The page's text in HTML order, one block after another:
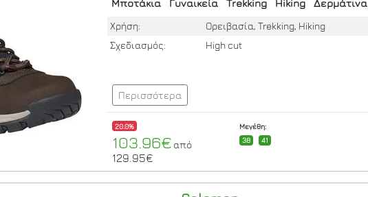
Μποτάκια Γυναικεία Trekking Hiking Δερμάτινα
Χρήση:
Ορειβασία, Trekking, Hiking
Σχεδιασμός:
High cut
Περισσότερα
20.0%
103.96€ από
129.95€
Μεγέθη:
38
41